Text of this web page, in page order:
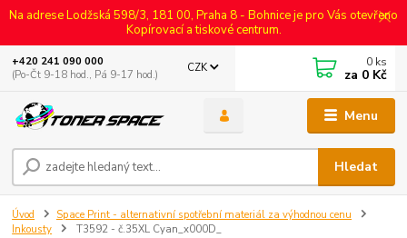
Na adrese Lodžská 598/3, 181 00, Praha 8 - Bohnice je pro Vás otevřeno
Kopírovací a tiskové centrum.
Menu
CZK
Hledat
+420 241 090 000
(Po-Čt 9-18 hod., Pá 9-17 hod.)
0 ks
za 0 Kč
Úvod
Space Print - alternativní spotřební materiál za výhodnou cenu
Inkousty
T3592 - č.35XL Cyan_x000D_